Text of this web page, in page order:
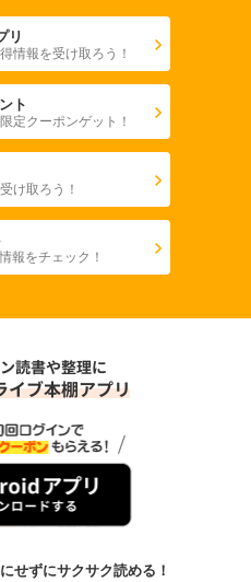
リ
情報を受け取ろう！
ト
定クーポンゲット！
け取ろう！
報をチェック！
せずにサクサク読める！